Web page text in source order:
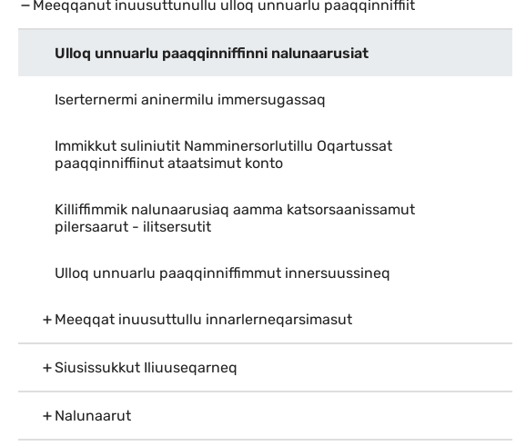
Meeqqanut inuusuttunullu ulloq unnuarlu paaqqinniffiit
Ulloq unnuarlu paaqqinniffinni nalunaarusiat
Iserternermi aninermilu immersugassaq
Immikkut suliniutit Namminersorlutillu Oqartussat
paaqqinniffiinut ataatsimut konto
Killiffimmik nalunaarusiaq aamma katsorsaanissamut
pilersaarut - ilitsersutit
Ulloq unnuarlu paaqqinniffimmut innersuussineq
Meeqqat inuusuttullu innarlerneqarsimasut
Siusissukkut Iliuuseqarneq
Nalunaarut